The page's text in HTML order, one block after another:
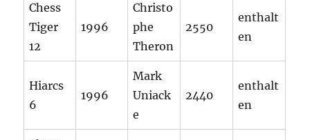
Chess
Tiger
12
1996
Christo
phe
Theron
2550
enthalt
en
Hiarcs
6
1996
Mark
Uniack
e
2440
enthalt
en